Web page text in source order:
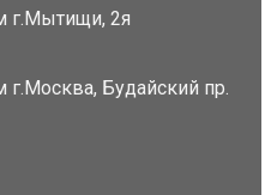
г.Мытищи, 2я
Будайский пр.